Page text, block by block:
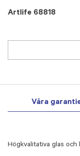
Artlife 68818
Våra
Högkvalitativa glas och